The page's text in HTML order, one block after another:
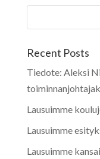
Recent Posts
Tiedote: Aleksi
Lausuimme
Lausuimme
Lausuimme